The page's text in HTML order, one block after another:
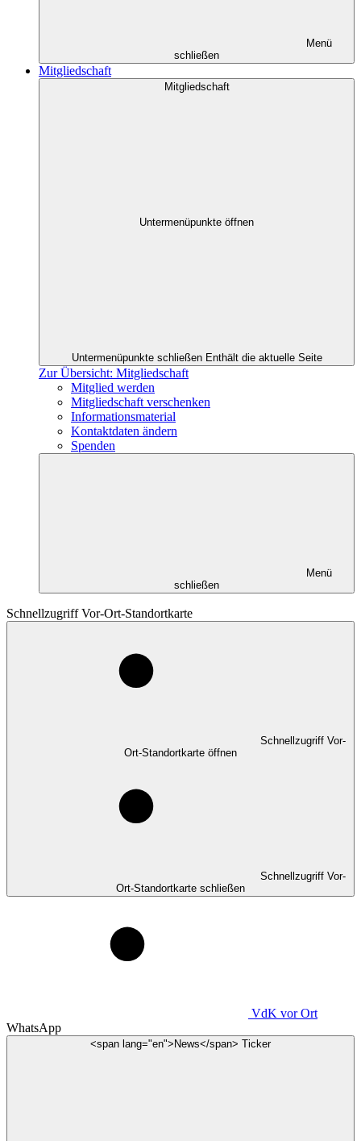
Menü
schließen
Mitgliedschaft
Mitgliedschaft
Untermenüpunkte öffnen
Untermenüpunkte schließen Enthält die aktuelle Seite
Zur Übersicht: Mitgliedschaft
Mitglied werden
Mitgliedschaft verschenken
Informationsmaterial
Kontaktdaten ändern
Spenden
Menü
schließen
Schnellzugriff Vor-Ort-Standortkarte
Schnellzugriff Vor-
Ort-Standortkarte öffnen
Schnellzugriff Vor-
Ort-Standortkarte schließen
VdK vor Ort
WhatsApp
<span lang="en">News</span> Ticker